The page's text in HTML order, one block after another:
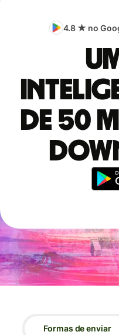
4.8 ★ no
de 50
Formas de enviar